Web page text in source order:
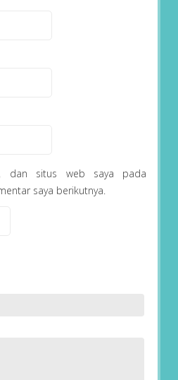
dan situs web saya pada
saya berikutnya.